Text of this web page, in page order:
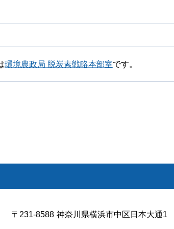
環境農政局 脱炭素戦略本部室です。
〒231-8588 神奈川県横浜市中区日本大通1